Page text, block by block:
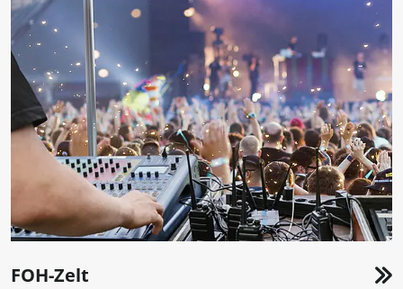
FOH-Zelt